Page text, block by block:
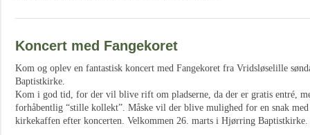
Koncert med Fangekoret
Kom og oplev en fantastisk koncert med Fangekoret fra Vridsløselille
Baptistkirke.
Kom i god tid, for der vil blive rift om pladserne, da der er gratis entré,
forhåbentlig “stille kollekt”. Måske vil der blive mulighed for en snak
kirkekaffen efter koncerten. Velkommen 26. marts i Hjørring Baptistkirke.